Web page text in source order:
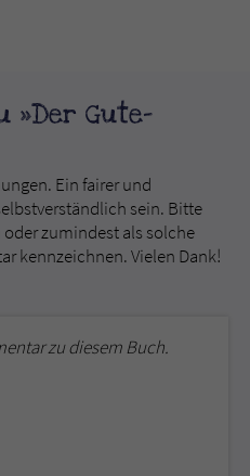
»Der Gute-
Ein fairer und
sein. Bitte
zumindest als solche
kennzeichnen. Vielen Dank!
zu diesem Buch.